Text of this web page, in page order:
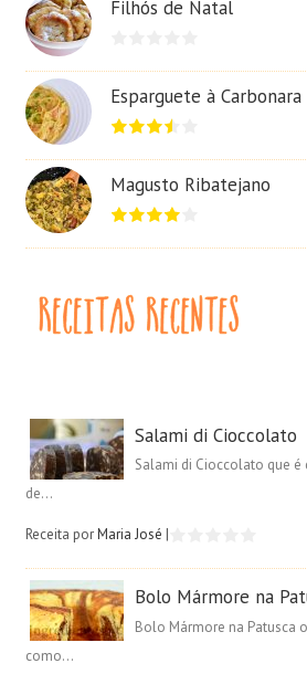
Filhós de Natal
Esparguete à Carbonara
Magusto Ribatejano
Salami di Cioccolato
Salami di Cioccolato que
de...
Receita porMaria José |
Bolo Mármore na
Bolo Mármore na Patusca
como...